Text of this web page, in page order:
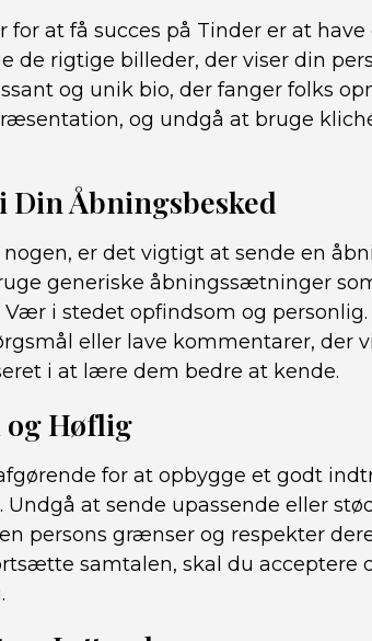
for at få succes på Tinder er at
de rigtige billeder, der viser din
og unik bio, der fanger folks
og undgå at bruge
Din Åbningsbesked
er det vigtigt at sende en
generiske åbningssætninger
Vær i stedet opfindsom og
eller lave kommentarer, der
i at lære dem bedre at kende.
og Høflig
for at opbygge et godt
at sende upassende eller
persons grænser og respekter
samtalen, skal du acceptere